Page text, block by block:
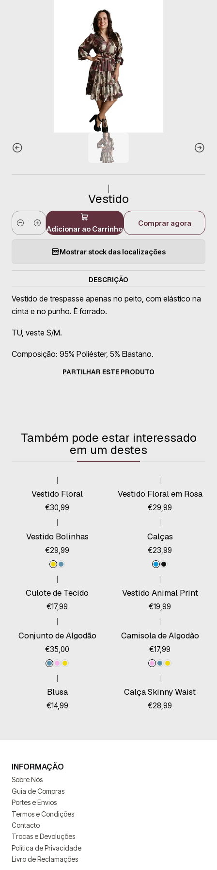
Vestido
QuantidadeAdicionar ao Carrinho
Comprar agora
Mostrar stock das localizações
DESCRIÇÃO
Vestido de trespasse apenas no peito, com elástico na
cinta e no punho. É forrado.
TU, veste S/M.
Composição: 95% Poliéster, 5% Elastano.
PARTILHAR ESTE PRODUTO
Também pode estar interessado
em um destes
Vestido Floral
€30,99
Vestido Floral em Rosa
€29,99
Vestido Bolinhas
€29,99
Calças
€23,99
Culote de Tecido
€17,99
Vestido Animal Print
€19,99
Conjunto de Algodão
€35,00
Camisola de Algodão
€17,99
Blusa
€14,99
Calça Skinny Waist
€28,99
INFORMAÇÃO
Sobre Nós
Guia de Compras
Portes e Envios
Termos e Condições
Contacto
Trocas e Devoluções
Política de Privacidade
Livro de Reclamações